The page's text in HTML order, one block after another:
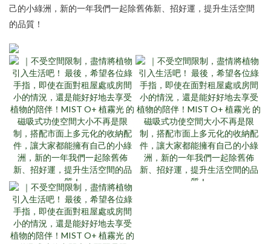
己的小綠洲，新的一年我們一起除舊佈新、招好運，提升生活空間
的品質！